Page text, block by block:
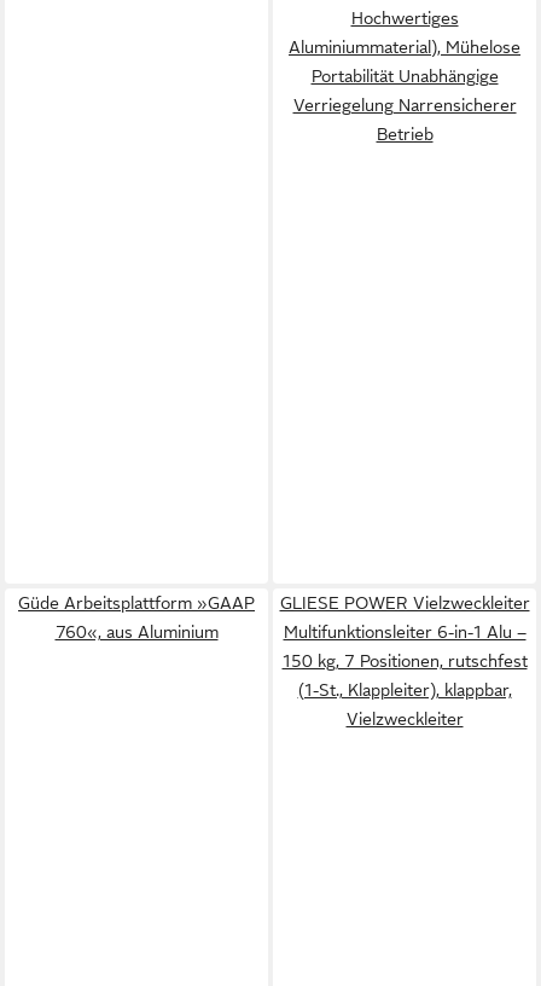
Hochwertiges
Aluminiummaterial), Mühelose
Portabilität Unabhängige
Verriegelung Narrensicherer
Betrieb
Güde Arbeitsplattform »GAAP
760«, aus Aluminium
GLIESE POWER Vielzweckleiter
Multifunktionsleiter 6-in-1 Alu –
150 kg, 7 Positionen, rutschfest
(1-St., Klappleiter), klappbar,
Vielzweckleiter